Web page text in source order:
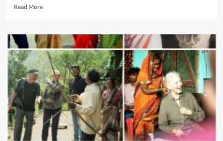
Read MoreRead
जशपुर
जिले
के
सन्ना
पंडरापाठ
में
तीरंदाजी
अकादमी
स्थापित
करने
हेतु
एनटीपीसी